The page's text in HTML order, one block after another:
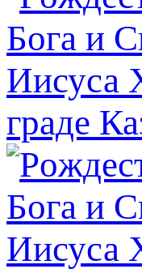
граде